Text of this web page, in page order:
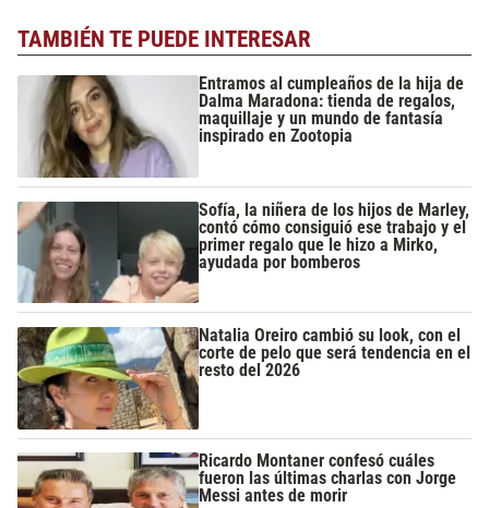
TAMBIÉN TE PUEDE INTERESAR
Entramos al cumpleaños de la hija de
Dalma Maradona: tienda de regalos,
maquillaje y un mundo de fantasía
inspirado en Zootopia
Sofía, la niñera de los hijos de Marley,
contó cómo consiguió ese trabajo y el
primer regalo que le hizo a Mirko,
ayudada por bomberos
Natalia Oreiro cambió su look, con el
corte de pelo que será tendencia en el
resto del 2026
Ricardo Montaner confesó cuáles
fueron las últimas charlas con Jorge
Messi antes de morir